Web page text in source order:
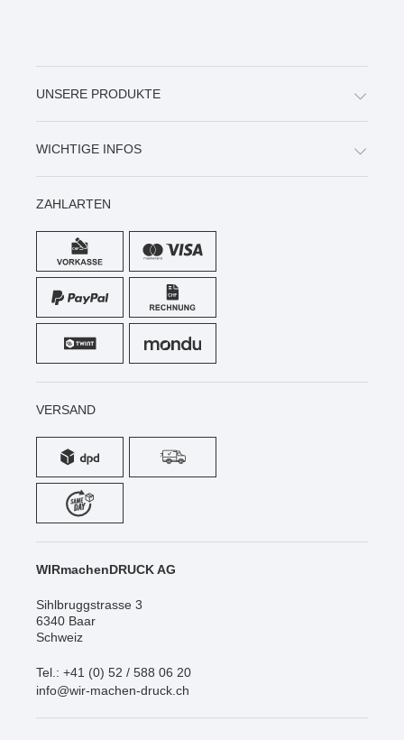
UNSERE PRODUKTE
WICHTIGE INFOS
ZAHLARTEN
VERSAND
WIRmachenDRUCK AG
Sihlbruggstrasse 3
6340 Baar
Schweiz
Tel.: +41 (0) 52 / 588 06 20
info@wir-machen-druck.ch